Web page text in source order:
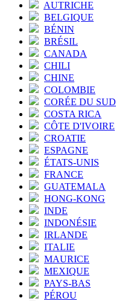
AUTRICHE
BELGIQUE
BÉNIN
BRÉSIL
CANADA
CHILI
CHINE
COLOMBIE
CORÉE DU SUD
COSTA RICA
CÔTE D'IVOIRE
CROATIE
ESPAGNE
ÉTATS-UNIS
FRANCE
GUATEMALA
HONG-KONG
INDE
INDONÉSIE
IRLANDE
ITALIE
MAURICE
MEXIQUE
PAYS-BAS
PÉROU